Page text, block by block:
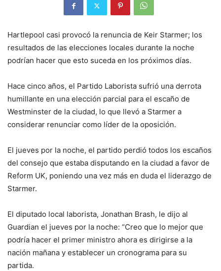
Hartlepool casi provocó la renuncia de Keir Starmer; los
resultados de las elecciones locales durante la noche
podrían hacer que esto suceda en los próximos días.
Hace cinco años, el Partido Laborista sufrió una derrota
humillante en una elección parcial para el escaño de
Westminster de la ciudad, lo que llevó a Starmer a
considerar renunciar como líder de la oposición.
El jueves por la noche, el partido perdió todos los escaños
del consejo que estaba disputando en la ciudad a favor de
Reform UK, poniendo una vez más en duda el liderazgo de
Starmer.
El diputado local laborista, Jonathan Brash, le dijo al
Guardian el jueves por la noche: “Creo que lo mejor que
podría hacer el primer ministro ahora es dirigirse a la
nación mañana y establecer un cronograma para su
partida.